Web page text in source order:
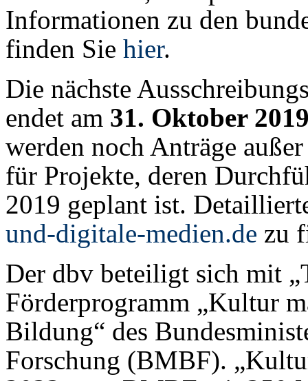
Informationen zu den
finden Sie hier.
Die nächste
endet am 31. Oktober
werden noch Anträge
für Projekte, deren
2019 geplant ist.
und-digitale-medien.de zu
Der dbv beteiligt sich mit
Förderprogramm „Kultur
Bildung“ des
Forschung (BMBF).